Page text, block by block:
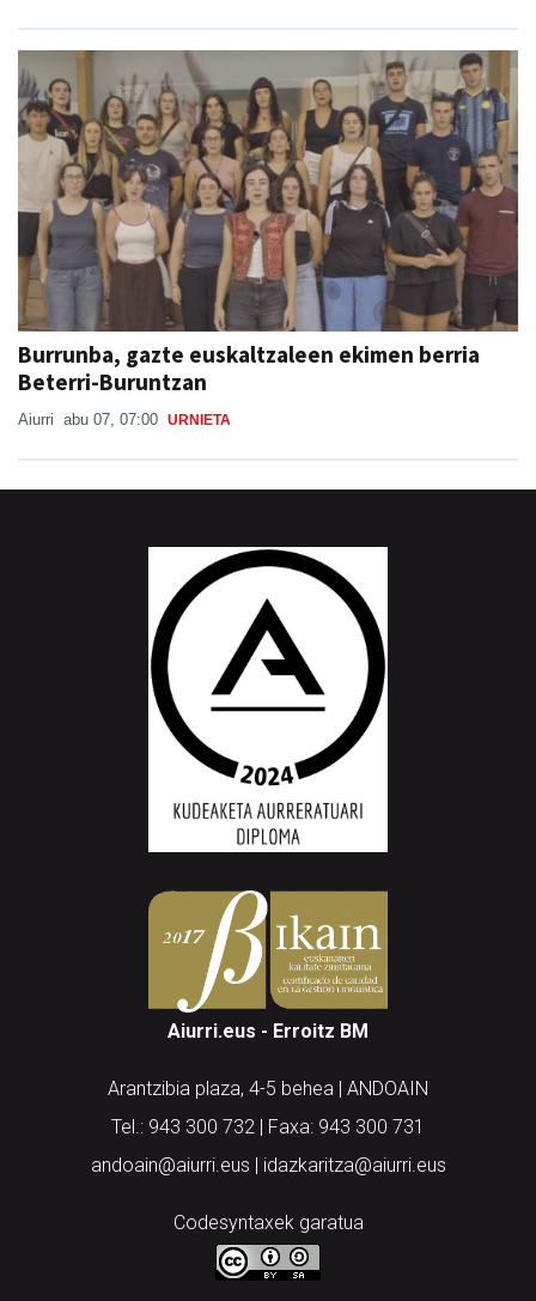
Burrunba, gazte euskaltzaleen ekimen berria
Beterri-Buruntzan
Aiurri abu 07, 07:00 URNIETA
Aiurri.eus - Erroitz BM
Arantzibia plaza, 4-5 behea | ANDOAIN
Tel.: 943 300 732 | Faxa: 943 300 731
andoain@aiurri.eus | idazkaritza@aiurri.eus
Codesyntaxek garatua